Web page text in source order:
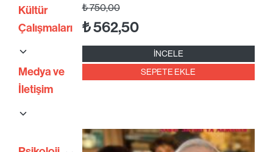
Kültür
Çalışmaları
Medya ve
İletişim
₺750,00
₺562,50
İNCELE
SEPETE EKLE